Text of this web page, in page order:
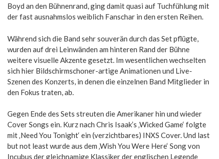
Boyd an den Bühnenrand, ging damit quasi auf Tuchfühlung mit
der fast ausnahmslos weiblich Fanschar in den ersten Reihen.
Während sich die Band sehr souverän durch das Set pflügte,
wurden auf drei Leinwänden am hinteren Rand der Bühne
weitere visuelle Akzente gesetzt. Im wesentlichen wechselten
sich hier Bildschirmschoner-artige Animationen und Live-
Szenen des Konzerts, in denen die einzelnen Band Mitglieder in
den Fokus traten, ab.
Gegen Ende des Sets streuten die Amerikaner hin und wieder
Cover Songs ein. Kurz nach Chris Isaak’s ‚Wicked Game‘ folgte
mit ‚Need You Tonight‘ ein (verzichtbares) INXS Cover. Und last
but not least wurde aus dem ‚Wish You Were Here‘ Song von
Incubus der gleichnamige Klassiker der englischen Legende